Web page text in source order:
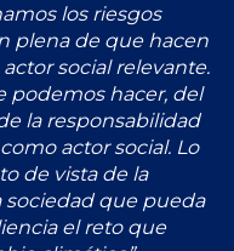
los riesgos
plena de que hacen
social relevante.
podemos hacer, del
la responsabilidad
actor social. Lo
de vista de la
que pueda
el reto que